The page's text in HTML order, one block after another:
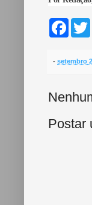
F
b
t
- setembro
Postar